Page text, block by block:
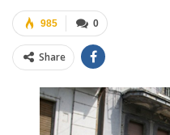
0
985
Share